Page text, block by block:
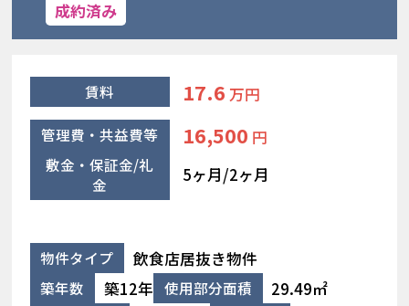
成約済み
賃料 17.6 万円
管理費・共益費等 16,500 円
敷金・保証金/礼
金
5ヶ月/2ヶ月
物件タイプ 飲食店居抜き物件
築年数 築12年 使用部分面積 29.49㎡